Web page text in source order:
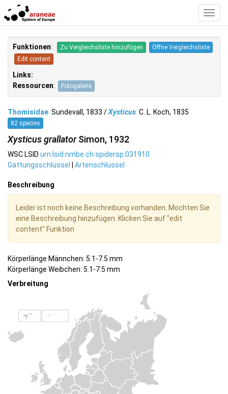
Funktionen: Zu Vergleichsliste hinzufügen
Öffne Vergleichsliste
Edit content
Links:
Ressourcen: Fotogalerie
Thomisidae Sundevall, 1833 /Xysticus C. L. Koch, 1835
82 species
Xysticus grallatorSimon, 1932
WSC LSID urn:lsid:nmbe.ch:spidersp:031910
Gattungsschlüssel
Artenschlüssel
Beschreibung
Leider ist noch keine Beschreibung vorhanden. Möchten Sie
eine Beschreibung hinzufügen. Klicken Sie auf "edit
content" Funktion
Körperlänge Männchen: 5.1-7.5 mm
Körperlänge Weibchen: 5.1-7.5 mm
Verbreitung